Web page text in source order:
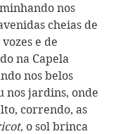
nos
cheias de
e de
na Capela
nos belos
nos jardins, onde
correndo, as
, o sol brinca